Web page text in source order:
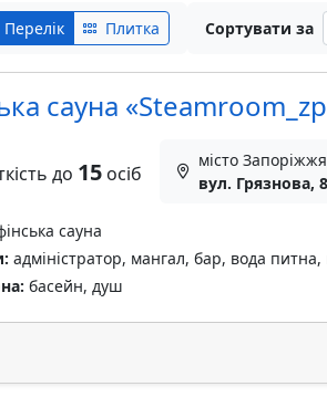
Перелік Плитка Сортувати за
сауна
до 15осіб
місто
вул. Грязнова,
сауна
адміністратор, мангал, бар, вода питна,
басейн, душ